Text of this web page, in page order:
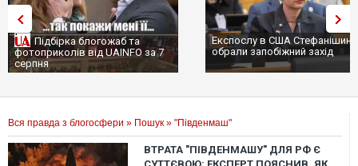
Підбірка блогожаб та
фотоприколів від UAINFO за 7
серпня
Експослу в США
обрали запобіжний захід
Вся правда з блогосфери » Пошук » "Південмаш"
ВТРАТА "ПІВДЕНМАШУ" ДЛЯ РФ Є